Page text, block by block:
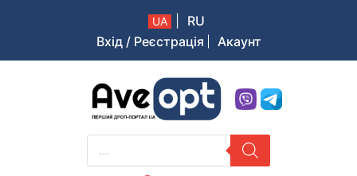
UA
RU
Вхід / Реєстрація
Акаунт
Aveopt – оптова дропшипінг платформа в Україні
PRODUCTS
SEARCH